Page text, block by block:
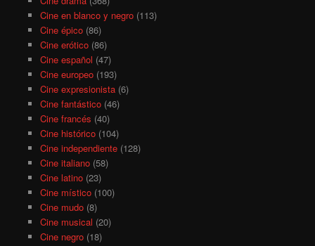
Cine en blanco y negro(113)
Cine épico(86)
Cine erótico(86)
Cine español (47)
Cine europeo(193)
Cine expresionista(6)
Cine fantástico(46)
Cine francés (40)
Cine histórico(104)
Cine independiente(128)
Cine italiano(58)
Cine latino(23)
Cine místico(100)
Cine mudo(8)
Cine musical (20)
Cine negro(18)